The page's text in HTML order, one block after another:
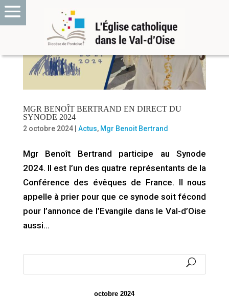
MGR BENOÎT BERTRAND EN DIRECT DU
SYNODE 2024
2 octobre 2024| Actus, Mgr Benoit Bertrand
Mgr Benoît Bertrand participe au Synode
2024. Il est l’un des quatre représentants de la
Conférence des évêques de France. Il nous
appelle à prier pour que ce synode soit fécond
pour l’annonce de l’Evangile dans le Val-d’Oise
aussi…
octobre 2024